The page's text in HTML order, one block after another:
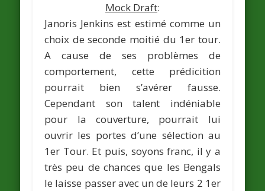
Mock Draft:
Janoris Jenkins est estimé comme un
choix de seconde moitié du 1er tour.
A cause de ses problèmes de
comportement, cette prédicition
pourrait bien s’avérer fausse.
Cependant son talent indéniable
pour la couverture, pourrait lui
ouvrir les portes d’une sélection au
1er Tour. Et puis, soyons franc, il y a
très peu de chances que les Bengals
le laisse passer avec un de leurs 2 1er